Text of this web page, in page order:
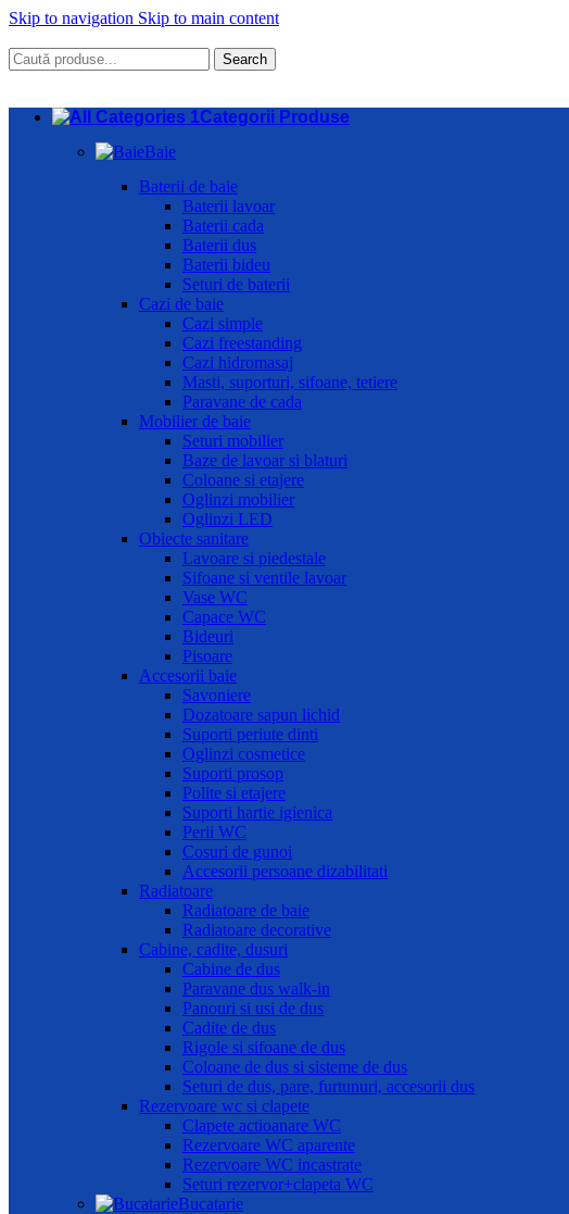
Skip to navigation Skip to main content
Search
Categorii Produse
Baie
Baterii de baie
Baterii lavoar
Baterii cada
Baterii dus
Baterii bideu
Seturi de baterii
Cazi de baie
Cazi simple
Cazi freestanding
Cazi hidromasaj
Masti, suporturi, sifoane, tetiere
Paravane de cada
Mobilier de baie
Seturi mobilier
Baze de lavoar si blaturi
Coloane si etajere
Oglinzi mobilier
Oglinzi LED
Obiecte sanitare
Lavoare si piedestale
Sifoane si ventile lavoar
Vase WC
Capace WC
Bideuri
Pisoare
Accesorii baie
Savoniere
Dozatoare sapun lichid
Suporti periute dinti
Oglinzi cosmetice
Suporti prosop
Polite si etajere
Suporti hartie igienica
Perii WC
Cosuri de gunoi
Accesorii persoane dizabilitati
Radiatoare
Radiatoare de baie
Radiatoare decorative
Cabine, cadite, dusuri
Cabine de dus
Paravane dus walk-in
Panouri si usi de dus
Cadite de dus
Rigole si sifoane de dus
Coloane de dus si sisteme de dus
Seturi de dus, pare, furtunuri, accesorii dus
Rezervoare wc si clapete
Clapete actioanare WC
Rezervoare WC aparente
Rezervoare WC incastrate
Seturi rezervor+clapeta WC
Bucatarie